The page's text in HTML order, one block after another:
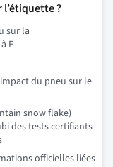
?
sur la
E
du pneu sur le
snow flake)
des tests certifiants
officielles liées